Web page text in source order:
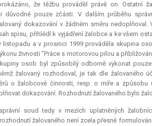
že těžbu prováděl právě on. Ostatní
důvodné pouze zčásti. V dalším průběhu
dokazování v žádném směru
spisu, přihlédl k vyjádření žalobce a ke všem
listopadu a v prosinci 1999 prováděla skupina
živnosti "Práce s motorovou pilou a
osob byl způsobilý odborně vykonat
žalovaný rozhodoval, je tak dle žalovaného
o žalobcově činnosti, resp. o míře a
dokazování. Rozhodnutí žalovaného bylo
soud tedy v mezích uplatněných
žalovaného není zcela přesně